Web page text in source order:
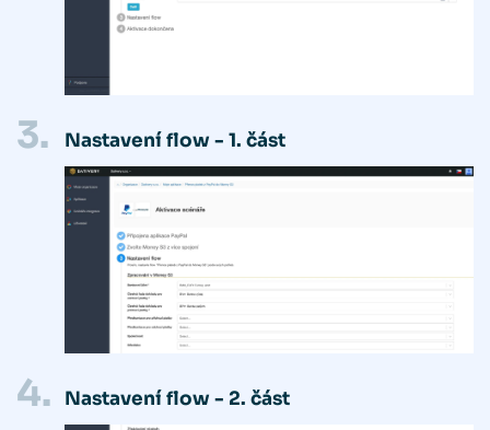
3. Nastavení flow - 1. část
4. Nastavení flow - 2. část